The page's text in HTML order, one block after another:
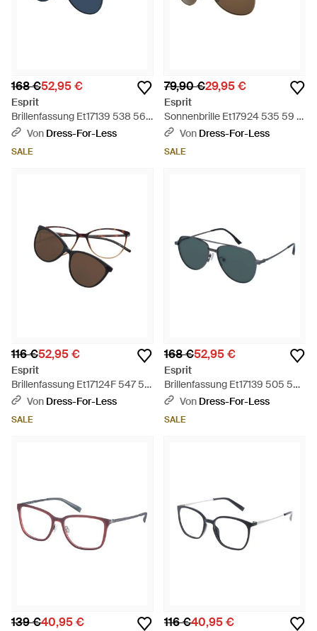
168 €52,95 €
Esprit
Brillenfassung Et17139 538 56 -
Schwarz
Von Dress-For-Less
SALE
79,90 €29,95 €
Esprit
Sonnenbrille Et17924 535 59 -
Schwarz
Von Dress-For-Less
SALE
116 €52,95 €
Esprit
Brillenfassung Et17124F 547 54
- Schwarz
Von Dress-For-Less
SALE
168 €52,95 €
Esprit
Brillenfassung Et17139 505 56 -
Schwarz
Von Dress-For-Less
SALE
139 €40,95 € 116 €40,95 €